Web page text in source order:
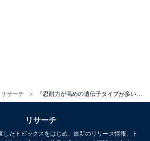
リサーチ
リサーチ
したトピックスをはじめ、最新のリリース情報、ト